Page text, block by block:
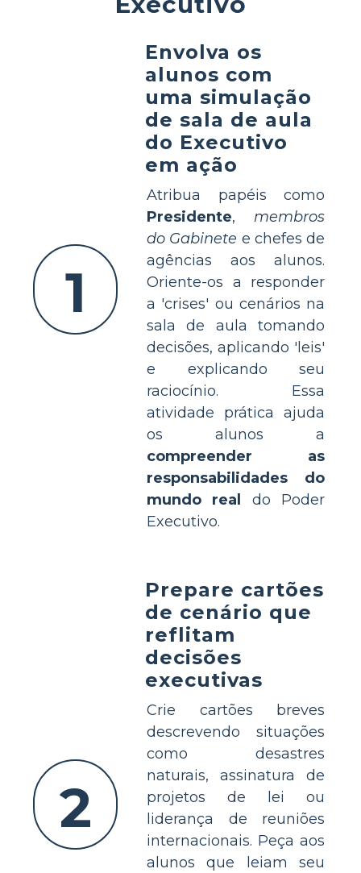
1
Envolva os
alunos com
uma simulação
de sala de aula
do Executivo
em ação
Atribua papéis como
Presidente, membros
do Gabinete e chefes de
agências aos alunos.
Oriente-os a responder
a 'crises' ou cenários na
sala de aula tomando
decisões, aplicando 'leis'
e explicando seu
raciocínio. Essa
atividade prática ajuda
os alunos a
compreender as
responsabilidades do
mundo real
do Poder
Executivo.
2
Prepare cartões
de cenário que
reflitam
decisões
executivas
Crie cartões breves
descrevendo situações
como desastres
naturais, assinatura de
projetos de lei ou
liderança de reuniões
internacionais. Peça aos
alunos que leiam seu